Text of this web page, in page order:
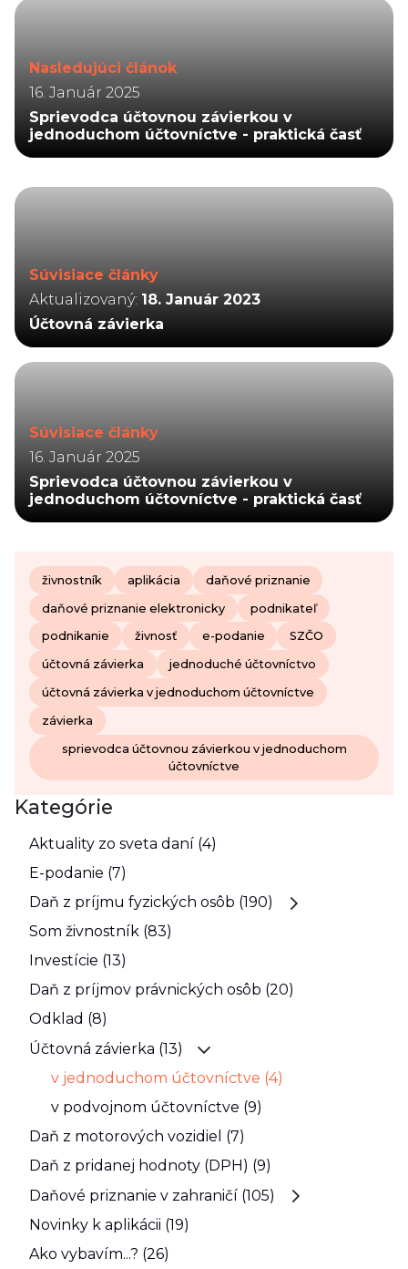
Nasledujúci článok
16. Január 2025
Sprievodca účtovnou závierkou v
jednoduchom účtovníctve - praktická časť
Súvisiace články
Aktualizovaný: 18. Január 2023
Účtovná závierka
Súvisiace články
16. Január 2025
Sprievodca účtovnou závierkou v
jednoduchom účtovníctve - praktická časť
živnostník aplikácia daňové priznanie
daňové priznanie elektronicky podnikateľ
podnikanie živnosť e-podanie SZČO
účtovná závierka jednoduché účtovníctvo
účtovná závierka v jednoduchom účtovníctve
závierka
sprievodca účtovnou závierkou v jednoduchom
účtovníctve
Kategórie
Aktuality zo sveta daní (4)
E-podanie (7)
Daň z príjmu fyzických osôb (190)
Som živnostník (83)
Investície (13)
Daň z príjmov právnických osôb (20)
Odklad (8)
Účtovná závierka (13)
v jednoduchom účtovníctve (4)
v podvojnom účtovníctve (9)
Daň z motorových vozidiel (7)
Daň z pridanej hodnoty (DPH) (9)
Daňové priznanie v zahraničí (105)
Novinky k aplikácii (19)
Ako vybavím...? (26)